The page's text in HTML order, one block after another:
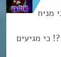
מניח
כי מגיעים